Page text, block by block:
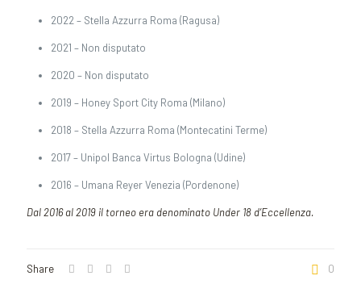
2022 – Stella Azzurra Roma (Ragusa)
2021 – Non disputato
2020 – Non disputato
2019 – Honey Sport City Roma (Milano)
2018 – Stella Azzurra Roma (Montecatini Terme)
2017 – Unipol Banca Virtus Bologna (Udine)
2016 – Umana Reyer Venezia (Pordenone)
Dal 2016 al 2019 il torneo era denominato Under 18 d’Eccellenza.
Share 0